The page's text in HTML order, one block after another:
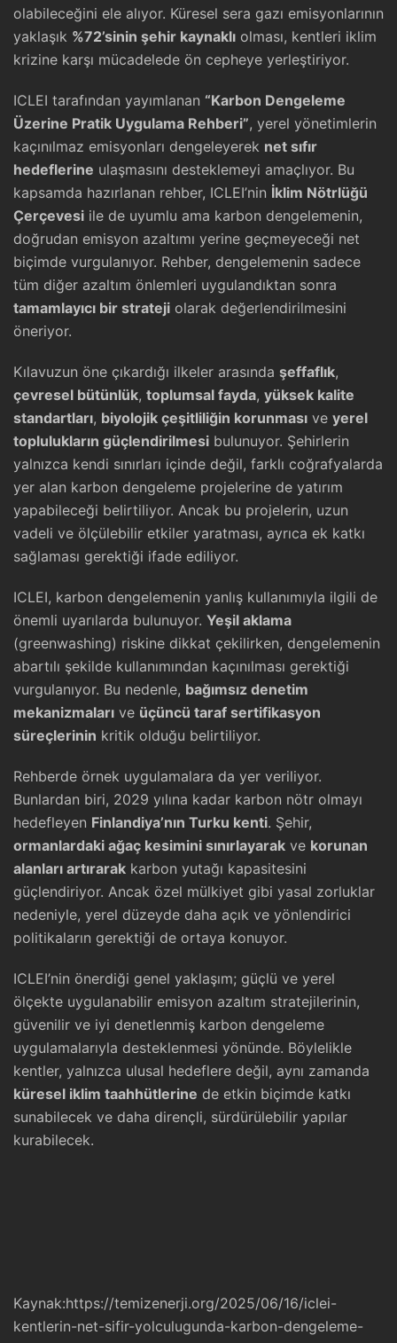
olabileceğini ele alıyor. Küresel sera gazı emisyonlarının
yaklaşık %72’sinin şehir kaynaklı olması, kentleri iklim
krizine karşı mücadelede ön cepheye yerleştiriyor.
ICLEI tarafından yayımlanan “Karbon Dengeleme
Üzerine Pratik Uygulama Rehberi”, yerel yönetimlerin
kaçınılmaz emisyonları dengeleyerek net sıfır
hedeflerine ulaşmasını desteklemeyi amaçlıyor. Bu
kapsamda hazırlanan rehber, ICLEI’nin İklim Nötrlüğü
Çerçevesi ile de uyumlu ama karbon dengelemenin,
doğrudan emisyon azaltımı yerine geçmeyeceği net
biçimde vurgulanıyor. Rehber, dengelemenin sadece
tüm diğer azaltım önlemleri uygulandıktan sonra
tamamlayıcı bir strateji olarak değerlendirilmesini
öneriyor.
Kılavuzun öne çıkardığı ilkeler arasında şeffaflık,
çevresel bütünlük, toplumsal fayda, yüksek kalite
standartları, biyolojik çeşitliliğin korunması ve yerel
toplulukların güçlendirilmesi bulunuyor. Şehirlerin
yalnızca kendi sınırları içinde değil, farklı coğrafyalarda
yer alan karbon dengeleme projelerine de yatırım
yapabileceği belirtiliyor. Ancak bu projelerin, uzun
vadeli ve ölçülebilir etkiler yaratması, ayrıca ek katkı
sağlaması gerektiği ifade ediliyor.
ICLEI, karbon dengelemenin yanlış kullanımıyla ilgili de
önemli uyarılarda bulunuyor. Yeşil aklama
(greenwashing) riskine dikkat çekilirken, dengelemenin
abartılı şekilde kullanımından kaçınılması gerektiği
vurgulanıyor. Bu nedenle, bağımsız denetim
mekanizmaları ve üçüncü taraf sertifikasyon
süreçlerinin kritik olduğu belirtiliyor.
Rehberde örnek uygulamalara da yer veriliyor.
Bunlardan biri, 2029 yılına kadar karbon nötr olmayı
hedefleyen Finlandiya’nın Turku kenti. Şehir,
ormanlardaki ağaç kesimini sınırlayarak ve korunan
alanları artırarak karbon yutağı kapasitesini
güçlendiriyor. Ancak özel mülkiyet gibi yasal zorluklar
nedeniyle, yerel düzeyde daha açık ve yönlendirici
politikaların gerektiği de ortaya konuyor.
ICLEI’nin önerdiği genel yaklaşım; güçlü ve yerel
ölçekte uygulanabilir emisyon azaltım stratejilerinin,
güvenilir ve iyi denetlenmiş karbon dengeleme
uygulamalarıyla desteklenmesi yönünde. Böylelikle
kentler, yalnızca ulusal hedeflere değil, aynı zamanda
küresel iklim taahhütlerine de etkin biçimde katkı
sunabilecek ve daha dirençli, sürdürülebilir yapılar
kurabilecek.
Kaynak:https://temizenerji.org/2025/06/16/iclei-
kentlerin-net-sifir-yolculugunda-karbon-dengeleme-